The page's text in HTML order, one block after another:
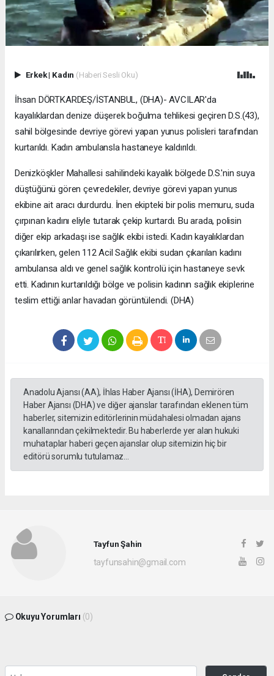
Erkek| Kadın (Haberi Sesli Oku)
İhsan DÖRTKARDEŞ/İSTANBUL, (DHA)- AVCILAR'da
kayalıklardan denize düşerek boğulma tehlikesi geçiren D.S.(43),
sahil bölgesinde devriye görevi yapan yunus polisleri tarafından
kurtarıldı. Kadın ambulansla hastaneye kaldırıldı.
Denizköşkler Mahallesi sahilindeki kayalık bölgede D.S.'nin suya
düştüğünü gören çevredekiler, devriye görevi yapan yunus
ekibine ait aracı durdurdu. İnen ekipteki bir polis memuru, suda
çırpınan kadını eliyle tutarak çekip kurtardı. Bu arada, polisin
diğer ekip arkadaşı ise sağlık ekibi istedi. Kadın kayalıklardan
çıkarılırken, gelen 112 Acil Sağlık ekibi sudan çıkarılan kadını
ambulansa aldı ve genel sağlık kontrolü için hastaneye sevk
etti. Kadının kurtarıldığı bölge ve polisin kadının sağlık ekiplerine
teslim ettiği anlar havadan görüntülendi. (DHA)
Anadolu Ajansı (AA), İhlas Haber Ajansı (İHA), Demirören
Haber Ajansı (DHA) ve diğer ajanslar tarafından eklenen tüm
haberler, sitemizin editörlerinin müdahalesi olmadan ajans
kanallarından çekilmektedir. Bu haberlerde yer alan hukuki
muhataplar haberi geçen ajanslar olup sitemizin hiç bir
editörü sorumlu tutulamaz...
Tayfun Şahin
tayfunsahin@gmail.com
Okuyu Yorumları (0)